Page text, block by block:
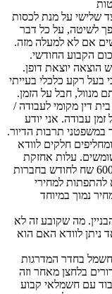
שלישי על מנת לכסות
לשיטה, על כל דבר
אם לא למעלה מזה.
20 אחוז מעל לסכום הקבוע החודשי.
הוצאה יוצאת דופן.
בעל רקע כלכלי בעייתי
מנוול, חבל על הזמן.
דין מקומי לעבודה /
זמן עבודה. אני יודע
במשפטני תרבות הדיור.
חלקים לוודא
עלות אחזקת
מעלית כולל ביטוח לבניין בן 5 קומות היא לערך 600 שח לחודש בחברות
יותר. לא להתפתות למחירי
נמוך במיוחד
מה שקובע זה לא
לוודא האם הוא
בחדר המדרגות
בלחצן מאחר וזה
עם חשמלאי קבוע